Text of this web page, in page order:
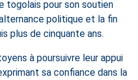
togolais pour son soutien
politique et la fin
plus de cinquante ans.
à poursuivre leur appui
sa confiance dans la